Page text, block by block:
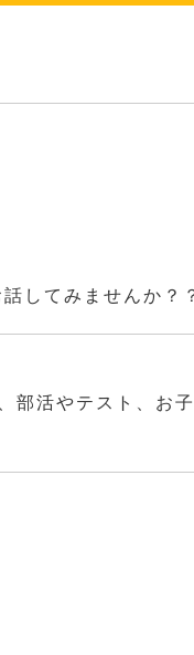
してみませんか？
部活やテスト、お